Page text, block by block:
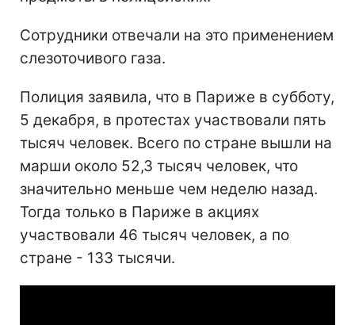
Сотрудники отвечали на это применением
слезоточивого газа.
Полиция заявила, что в Париже в субботу,
5 декабря, в протестах участвовали пять
тысяч человек. Всего по стране вышли на
марши около 52,3 тысяч человек, что
значительно меньше чем неделю назад.
Тогда только в Париже в акциях
участвовали 46 тысяч человек, а по
стране - 133 тысячи.